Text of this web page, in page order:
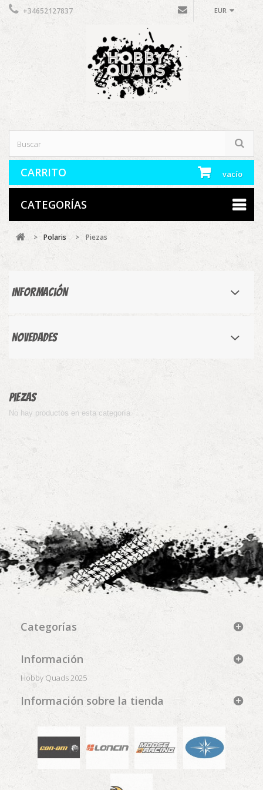
EUR
+34652127837
CARRITO vacío
CATEGORÍAS
> Polaris > Piezas
Información
Novedades
Piezas
No hay productos en esta categoría
Categorías
Información
Hobby Quads 2025
Información sobre la tienda